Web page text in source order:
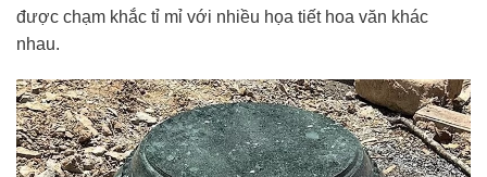
được chạm khắc tỉ mỉ với nhiều họa tiết hoa văn khác
nhau.